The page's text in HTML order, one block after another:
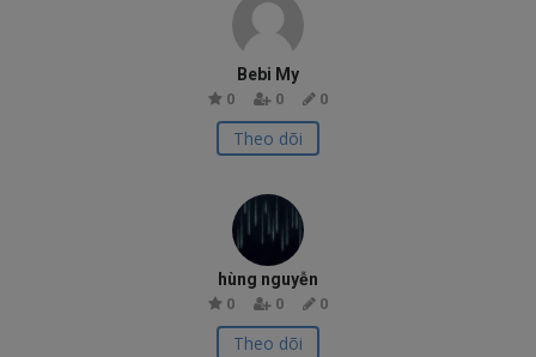
Bebi My
0 0 0
Theo dõi
hùng nguyễn
0 0 0
Theo dõi